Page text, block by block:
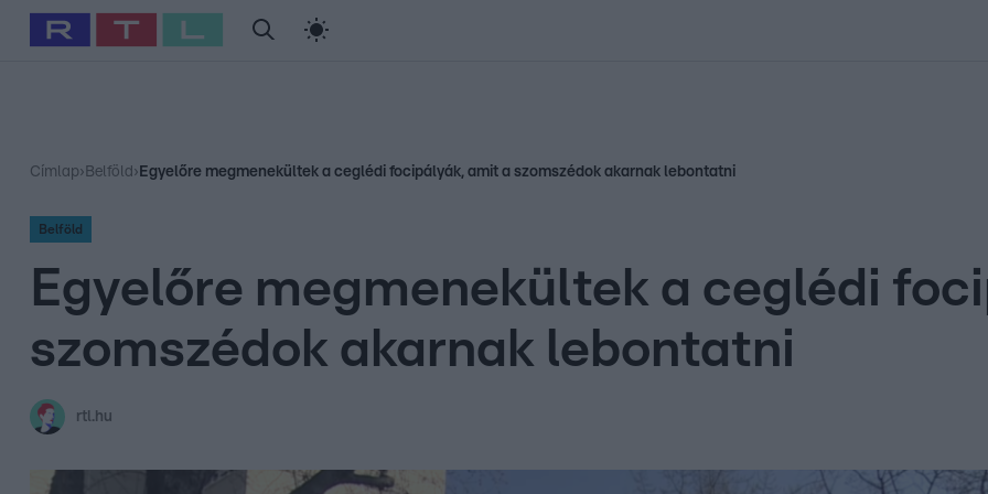
Babits Marcella Szellő István Most Wanted
Címlap› Belföld › Egyelőre megmenekültek a ceglédi focipályák, amit a szomszédok akarnak lebontatni
Belföld
Egyelőre megmenekültek a ceglédi
szomszédok akarnak lebontatni
rtl.hu